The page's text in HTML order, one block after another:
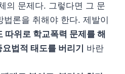
의 문제다. 그렇다면 그 문
론을 취해야 한다. 제발이
따위로 학교폭력 문제를 해
법적 태도를 버리기
바란